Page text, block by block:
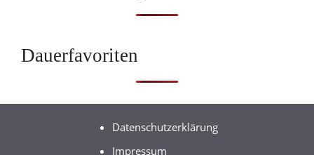
Dauerfavoriten
Datenschutzerklärung
Impressum